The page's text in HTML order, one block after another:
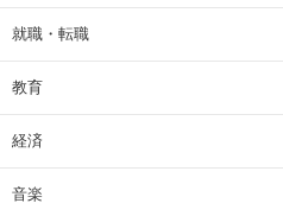
就職・転職
教育
経済
音楽